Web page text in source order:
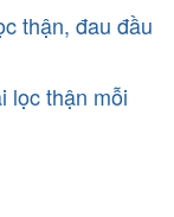
thận, đau đầu
lọc thận mỗi